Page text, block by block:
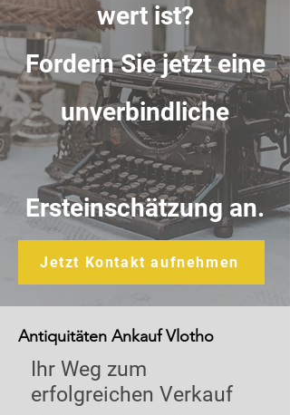
wert ist?
Fordern Sie jetzt eine
unverbindliche
Ersteinschätzung an.
Jetzt Kontakt aufnehmen
Antiquitäten Ankauf Vlotho
Ihr Weg zum
erfolgreichen Verkauf